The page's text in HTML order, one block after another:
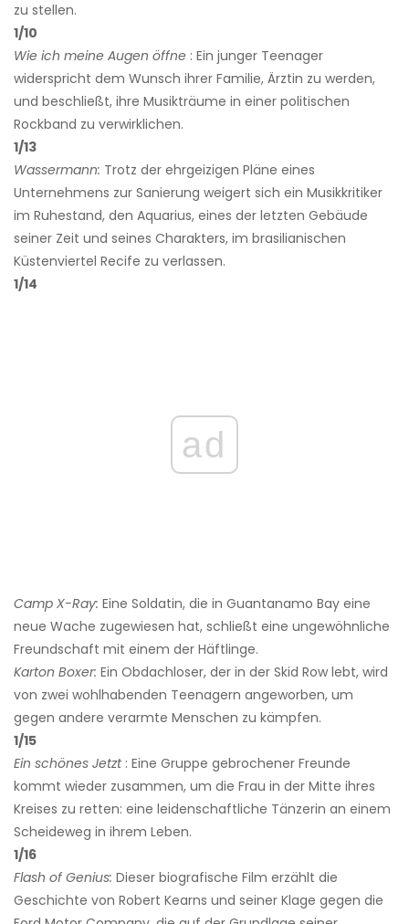
zu stellen.
1/10
Wie ich meine Augen öffne : Ein junger Teenager
widerspricht dem Wunsch ihrer Familie, Ärztin zu werden,
und beschließt, ihre Musikträume in einer politischen
Rockband zu verwirklichen.
1/13
Wassermann: Trotz der ehrgeizigen Pläne eines
Unternehmens zur Sanierung weigert sich ein Musikkritiker
im Ruhestand, den Aquarius, eines der letzten Gebäude
seiner Zeit und seines Charakters, im brasilianischen
Küstenviertel Recife zu verlassen.
1/14
ad
Camp X-Ray: Eine Soldatin, die in Guantanamo Bay eine
neue Wache zugewiesen hat, schließt eine ungewöhnliche
Freundschaft mit einem der Häftlinge.
Karton Boxer: Ein Obdachloser, der in der Skid Row lebt, wird
von zwei wohlhabenden Teenagern angeworben, um
gegen andere verarmte Menschen zu kämpfen.
1/15
Ein schönes Jetzt: Eine Gruppe gebrochener Freunde
kommt wieder zusammen, um die Frau in der Mitte ihres
Kreises zu retten: eine leidenschaftliche Tänzerin an einem
Scheideweg in ihrem Leben.
1/16
Flash of Genius: Dieser biografische Film erzählt die
Geschichte von Robert Kearns und seiner Klage gegen die